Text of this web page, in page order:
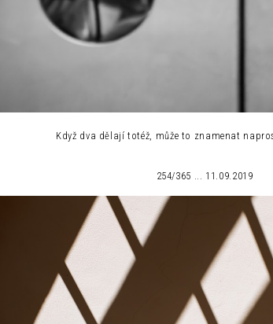
Když dva dělají totéž, může to znamenat
254/365 ... 11.09.2019